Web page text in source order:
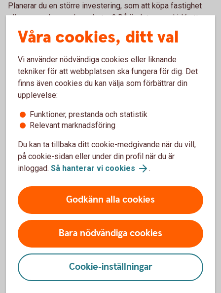
Planerar du en större investering, som att köpa fastighet
eller expandera verksamheten? Då är det en god idé att
prata med oss tidigt i processen. På så sätt kan vi
tillsammans se över vilka finansieringsalternativ som finns
Behöver du lån till ditt
företag?
Med ett investeringslån kan ni låna till era behov.
Räkna på kostnaden och ansök om lån.
Finansieringstjänster företag
Lån och finansiera
Våra cookies, ditt val
Vi använder nödvändiga cookies eller liknande
tekniker för att webbplatsen ska fungera för dig. Det
finns även cookies du kan välja som förbättrar din
upplevelse:
Funktioner, prestanda och statistik
Relevant marknadsföring
Du kan ta tillbaka ditt cookie-medgivande när du vill,
på cookie-sidan eller under din profil när du är
inloggad. Så hanterar vi cookies .
Godkänn alla cookies
Bara nödvändiga cookies
Cookie-inställningar